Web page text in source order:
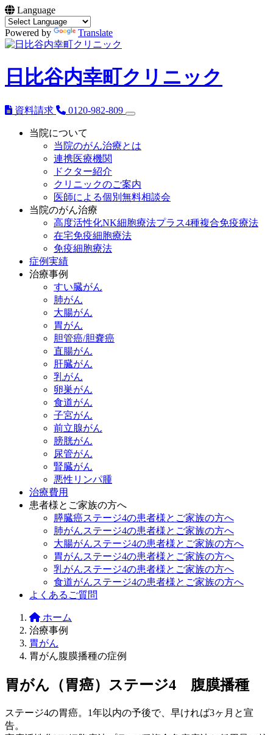
Language
Powered by Translate
日比谷内幸町クリニック
資料請求 0120-982-809
当院について
当院のがん治療とは
連携医療機関
ドクター紹介
クリニックのご案内
医師による個別無料相談会
当院のがん治療
高度活性化NK細胞療法プラス4種複合免疫療法
在宅免疫細胞療法
免疫細胞療法
症例実績
治療事例
すい臓がん
肺がん
大腸がん
胃がん
胆管癌/胆嚢癌
直腸がん
肝臓がん
乳がん
卵巣がん
食道がん
子宮がん
前立腺がん
膀胱がん
尿管がん
腎臓がん
悪性リンパ腫
治療費用
患者様とご家族の方へ
膵臓癌ステージ4の患者様とご家族の方へ
肺がんステージ4の患者様とご家族の方へ
大腸がんステージ4の患者様とご家族の方へ
胃がんステージ4の患者様とご家族の方へ
乳がんステージ4の患者様とご家族の方へ
食道がんステージ4の患者様とご家族の方へ
よくあるご質問
ホーム
治療事例
胃がん
胃がん腹膜播種の症例
胃がん（胃癌）ステージ4 腹膜播種
ステージ4の胃癌。1年以内の予後で、早ければ3ヶ月と宣
告。